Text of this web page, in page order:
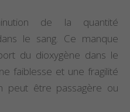
de la quantité
le sang. Ce manque
du dioxygène dans le
faiblesse et une fragilité
peut être passagère ou